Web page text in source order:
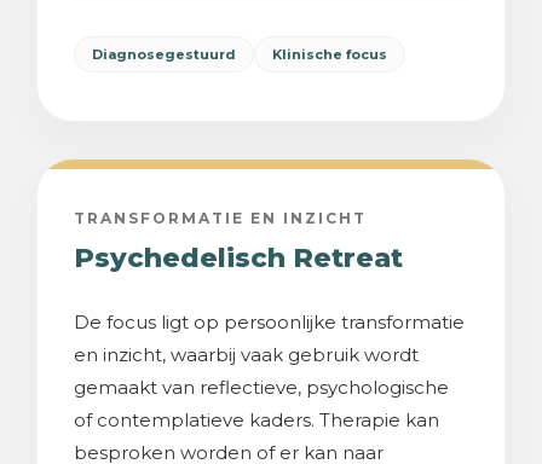
Diagnosegestuurd Klinische focus
TRANSFORMATIE EN INZICHT
Psychedelisch Retreat
De focus ligt op persoonlijke transformatie
en inzicht, waarbij vaak gebruik wordt
gemaakt van reflectieve, psychologische
of contemplatieve kaders. Therapie kan
besproken worden of er kan naar